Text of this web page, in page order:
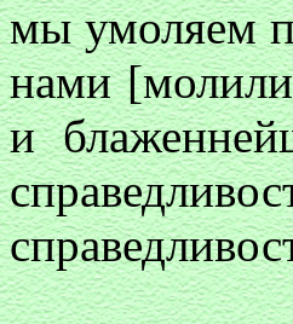
мы умоляем
нами
и